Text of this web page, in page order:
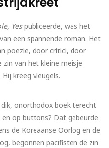
Yespubliceerde, was het
een spannende roman. Het
poëzie, door critici, door
zin van het kleine meisje
kreeg vleugels.
onorthodox boek terecht
op buttons? Dat gebeurde
de Koreaanse Oorlog en de
begonnen pacifisten de zin